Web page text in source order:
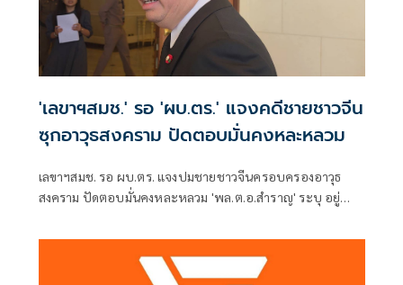
'เลขาฯสมช.' รอ 'ผบ.ตร.' แจงคดีชายชาวจีน
ซุกอาวุธสงคราม ปัดตอบมั่นคงหละหลวม
เลขาฯสมช. รอ ผบ.ตร. แจงปมชายชาวจีนครอบครองอาวุธ
สงคราม ปัดตอบมั่นคงหละหลวม 'พล.ต.อ.สำราญ' ระบุ อยู่